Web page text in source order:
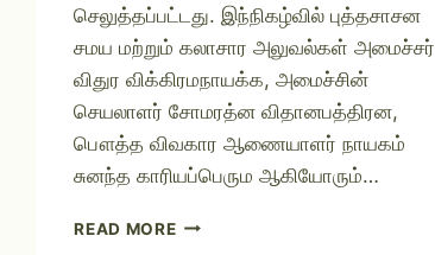
செலுத்தப்பட்டது. இந்நிகழ்வில் புத்தசாசன
சமய மற்றும் கலாசார அலுவல்கள் அமைச்சர்
விதுர விக்கிரமநாயக்க, அமைச்சின்
செயலாளர் சோமரத்ன விதானபத்திரன,
பௌத்த விவகார ஆணையாளர் நாயகம்
சுனந்த காரியப்பெரும ஆகியோரும்…
READ MORE